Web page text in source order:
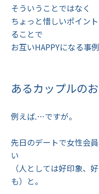
そういうことではなく
ちょっと惜しいポイン
ることで
お互いHAPPYになる事
あるカップルの
例えば.…ですが。
先日のデートで女性会
い
（人としては好印象、
も）と。